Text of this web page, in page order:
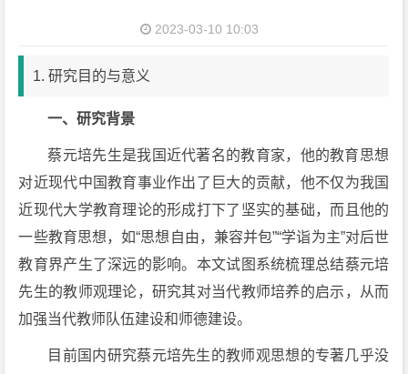
2023-03-10 10:03
1. 研究目的与意义
一、研究背景
蔡元培先生是我国近代著名的教育家，他的教育思想
对近现代中国教育事业作出了巨大的贡献，他不仅为我国
近现代大学教育理论的形成打下了坚实的基础，而且他的
一些教育思想，如“思想自由，兼容并包”“学诣为主”对后世
教育界产生了深远的影响。本文试图系统梳理总结蔡元培
先生的教师观理论，研究其对当代教师培养的启示，从而
加强当代教师队伍建设和师德建设。
目前国内研究蔡元培先生的教师观思想的专著几乎没